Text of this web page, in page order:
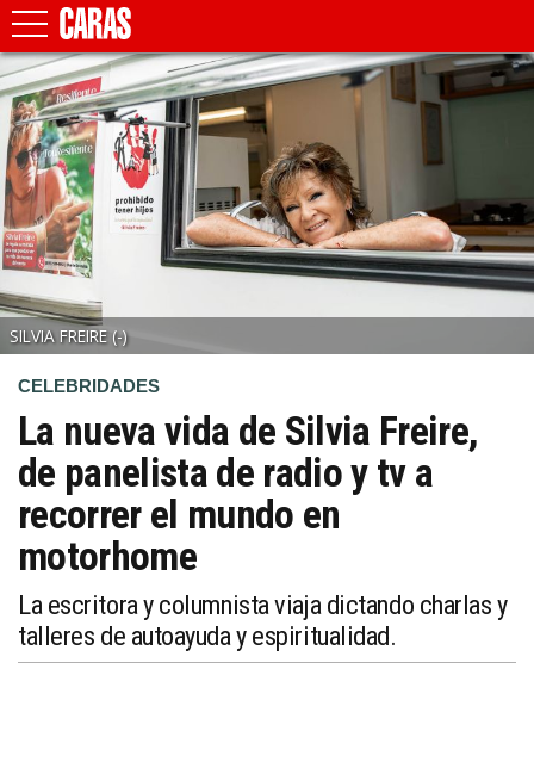
SILVIA FREIRE(-)
CELEBRIDADES
La nueva vida de Silvia Freire,
de panelista de radio y tv a
recorrer el mundo en
motorhome
La escritora y columnista viaja dictando charlas y
talleres de autoayuda y espiritualidad.